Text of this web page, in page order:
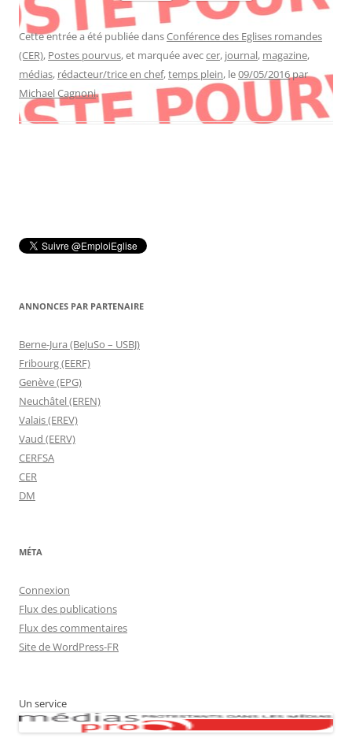
Cette entrée a été publiée dansConférence des Eglises romandes
(CER), Postes pourvus, et marquée aveccer, journal, magazine,
médias, rédacteur/trice en chef,temps plein, le09/05/2016par
Michael Cagnoni.
ANNONCES PAR PARTENAIRE
Berne-Jura (BeJuSo – USBJ)
Fribourg (EERF)
Genève (EPG)
Neuchâtel (EREN)
Valais (EREV)
Vaud (EERV)
CERFSA
CER
DM
MÉTA
Connexion
Flux des publications
Flux des commentaires
Site de WordPress-FR
Un service